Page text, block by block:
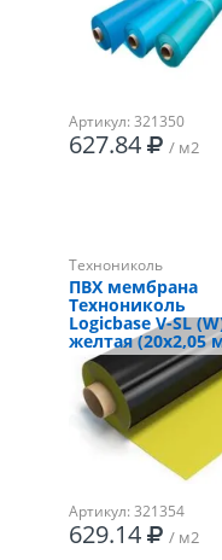
Артикул: 321350
627.84 / м2
Технониколь
ПВХ мембрана
Технониколь
Logicbase V-SL
желтая (20х2,05
Артикул: 321354
629.14 / м2